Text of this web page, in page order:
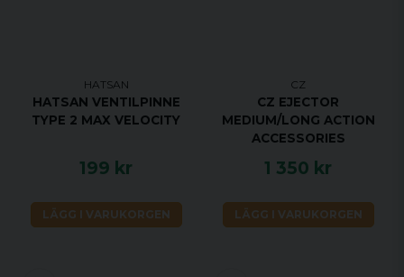
HATSAN
HATSAN VENTILPINNE
TYPE 2 MAX VELOCITY
199 kr
LÄGG I VARUKORGEN
CZ
CZ EJECTOR
MEDIUM/LONG ACTION
ACCESSORIES
1 350 kr
LÄGG I VARUKORGEN